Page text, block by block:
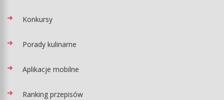
Konkursy
Porady kulinarne
Aplikacje mobilne
Ranking przepisów